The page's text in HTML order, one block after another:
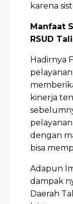
karena
Manfaat
RSUD
Hadirnya
pelayanan
kinerja
dengan
bisa
Adapun
dampak
Daerah